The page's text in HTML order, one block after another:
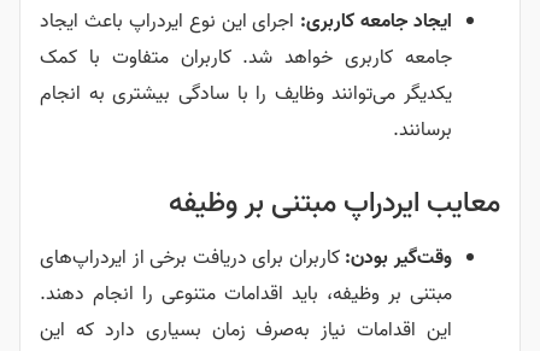
ایجاد جامعه کاربری: اجرای این نوع ایردراپ باعث ایجاد
جامعه کاربری خواهد شد. کاربران متفاوت با کمک
یکدیگر می‌توانند وظایف را با سادگی بیشتری به انجام
برسانند.
معایب ایردراپ مبتنی بر وظیفه
وقت‌گیر بودن:کاربران برای دریافت برخی از ایردراپ‌های
مبتنی بر وظیفه، باید اقدامات متنوعی را انجام دهند.
این اقدامات نیاز به‌صرف زمان بسیاری دارد که این